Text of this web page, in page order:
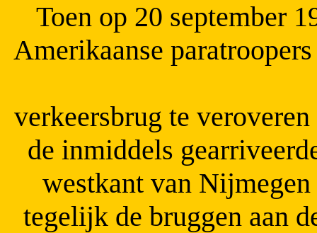
Toen op 20 september
Amerikaanse
verkeersbrug te
de inmiddels
westkant van
tegelijk de bruggen aan